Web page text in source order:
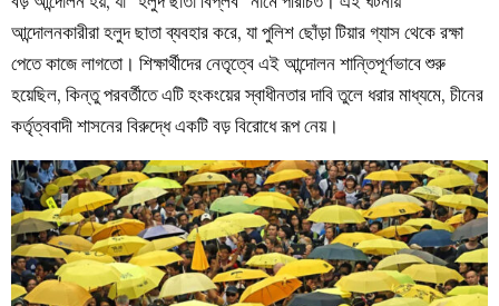
আন্দোলনকারীরা হলুদ ছাতা ব্যবহার করে, যা পুলিশ ছোঁড়া টিয়ার গ্যাস থেকে রক্ষা
পেতে কাজে লাগতো। শিক্ষার্থীদের নেতৃত্বে এই আন্দোলন শান্তিপূর্ণভাবে শুরু
হয়েছিল, কিন্তু পরবর্তীতে এটি হংকংয়ের স্বাধীনতার দাবি তুলে ধরার মাধ্যমে, চীনের
কর্তৃত্ববাদী শাসনের বিরুদ্ধে একটি বড় বিরোধে রূপ নেয়।